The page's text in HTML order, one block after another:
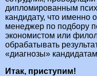
дипломированным
кандидату, что именно
менеджер по подбору
экономистом или
обрабатывать
«диагнозы»
Итак, приступим!